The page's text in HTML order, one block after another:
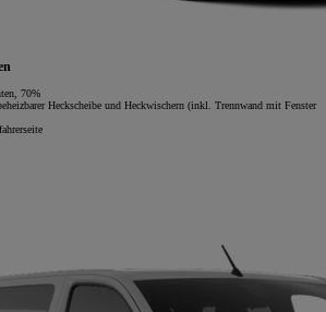
70%
Heckscheibe und Heckwischern (inkl. Trennwand mit Fenster